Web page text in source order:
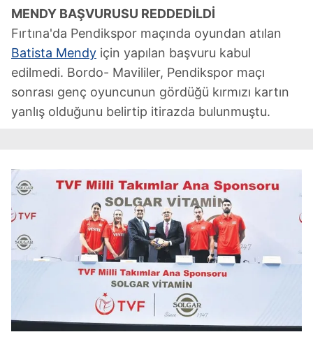
MENDY BAŞVURUSU REDDEDİLDİ
Fırtına'da Pendikspor maçında oyundan atılan
Batista Mendy için yapılan başvuru kabul
edilmedi. Bordo- Mavililer, Pendikspor maçı
sonrası genç oyuncunun gördüğü kırmızı kartın
yanlış olduğunu belirtip itirazda bulunmuştu.